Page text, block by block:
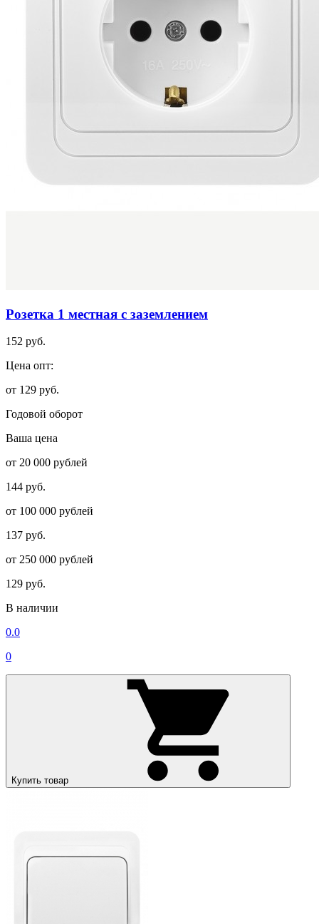
Розетка 1 местная с заземлением
152 руб.
Цена опт:
от 129 руб.
Годовой оборот
Ваша цена
от 20 000 рублей
144 руб.
от 100 000 рублей
137 руб.
от 250 000 рублей
129 руб.
В наличии
0.0
0
Купить товар